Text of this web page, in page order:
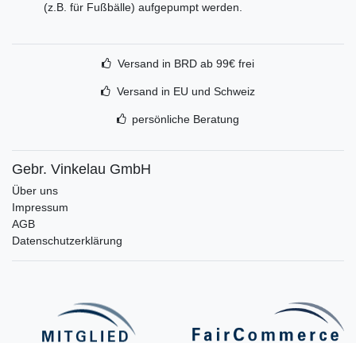
(z.B. für Fußbälle) aufgepumpt werden.
Versand in BRD ab 99€ frei
Versand in EU und Schweiz
persönliche Beratung
Gebr. Vinkelau GmbH
Über uns
Impressum
AGB
Datenschutzerklärung